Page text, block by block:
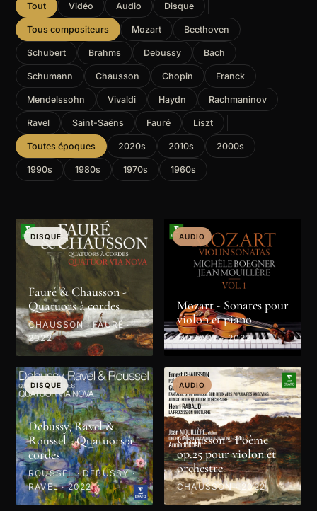
Tout Vidéo Audio Disque
Tous compositeurs Mozart Beethoven
Schubert Brahms Debussy Bach
Schumann Chausson Chopin Franck
Mendelssohn Vivaldi Haydn Rachmaninov
Ravel Saint-Saëns Fauré Liszt
Toutes époques 2020s 2010s 2000s
1990s 1980s 1970s 1960s
DISQUE
Fauré & Chausson -
Quatuors à cordes
CHAUSSON · FAURÉ ·
2022
AUDIO
Mozart - Sonates pour
violon et piano
MOZART · 2022
DISQUE
Debussy, Ravel &
Roussel - Quatuors à
cordes
ROUSSEL · DEBUSSY ·
RAVEL · 2022
AUDIO
Chausson - Poème
op.25 pour violon et
orchestre
CHAUSSON · 2022